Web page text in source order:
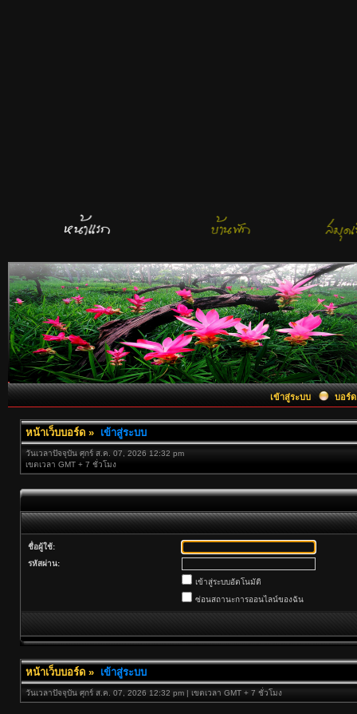
เข้าสู่ระบบ บอร์ด
หน้าเว็บบอร์ด » เข้าสู่ระบบ
วันเวลาปัจจุบัน ศุกร์ ส.ค. 07, 2026 12:32 pm
เขตเวลา GMT + 7 ชั่วโมง
ชื่อผู้ใช้:
รหัสผ่าน:
เข้าสู่ระบบอัตโนมัติ
ซ่อนสถานะการออนไลน์ของฉัน
หน้าเว็บบอร์ด » เข้าสู่ระบบ
วันเวลาปัจจุบัน ศุกร์ ส.ค. 07, 2026 12:32 pm | เขตเวลา GMT + 7 ชั่วโมง